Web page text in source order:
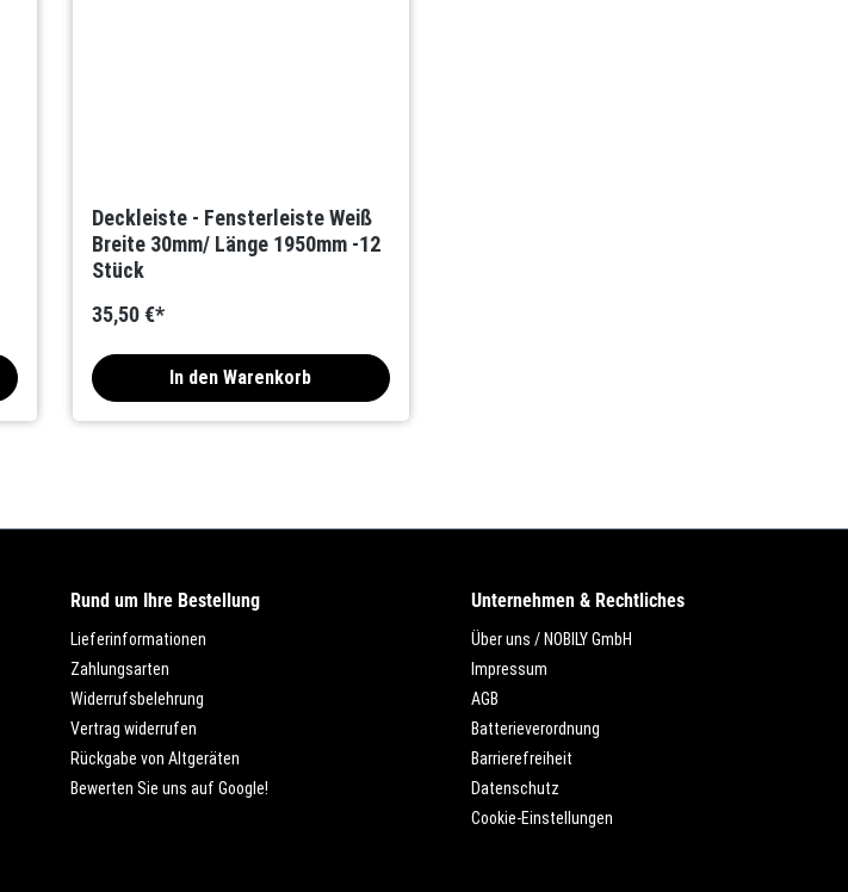
Deckleiste - Fensterleiste Weiß
Breite 30mm/ Länge 1950mm -12
Stück
35,50 €*
In den Warenkorb
Rund um Ihre Bestellung
Lieferinformationen
Zahlungsarten
Widerrufsbelehrung
Vertrag widerrufen
Rückgabe von Altgeräten
Bewerten Sie uns auf Google!
Unternehmen & Rechtliches
Über uns / NOBILY GmbH
Impressum
AGB
Batterieverordnung
Barrierefreiheit
Datenschutz
Cookie-Einstellungen